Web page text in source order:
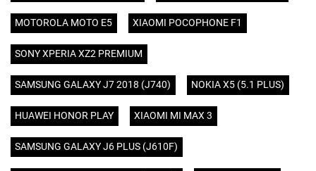
MOTOROLA MOTO E5 XIAOMI POCOPHONE F1
SONY XPERIA XZ2 PREMIUM
SAMSUNG GALAXY J7 2018 (J740) NOKIA X5 (5.1 PLUS)
HUAWEI HONOR PLAY XIAOMI MI MAX 3
SAMSUNG GALAXY J6 PLUS (J610F)